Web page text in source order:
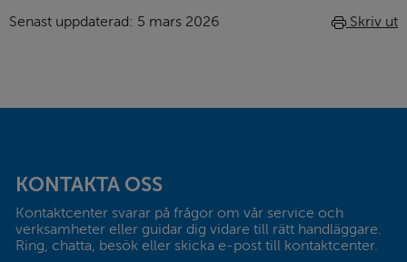
Senast uppdaterad: 5 mars 2026 Skriv ut
KONTAKTA OSS
Kontaktcenter svarar på frågor om vår service och
verksamheter eller guidar dig vidare till rätt handläggare.
Ring, chatta, besök eller skicka e-post till kontaktcenter.